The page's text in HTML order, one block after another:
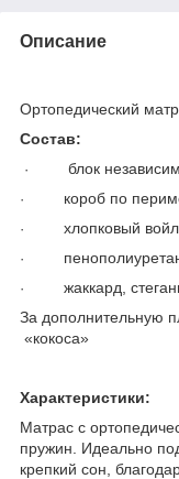
Описание
Ортопедический
Состав:
· блок
· короб по
· хлопковый
·
·
жаккард,
За дополнительную
«кокоса»
Характеристики:
Матрас с
пружин. Идеально
крепкий сон,